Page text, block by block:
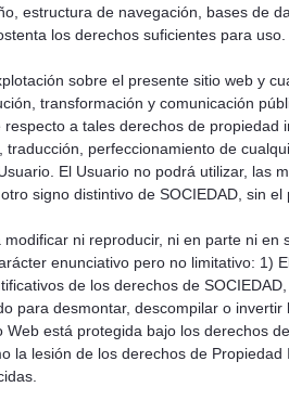
estructura de navegación, bases de
los derechos suficientes para uso.
sobre el presente sitio web y
transformación y comunicación
respecto a tales derechos de
traducción, perfeccionamiento de
El Usuario no podrá utilizar, las
signo distintivo de SOCIEDAD, sin
modificar ni reproducir, ni en parte ni
enunciativo pero no limitativo: 1)
de los derechos de
para desmontar, descompilar o
Web está protegida bajo los derechos
la lesión de los derechos de